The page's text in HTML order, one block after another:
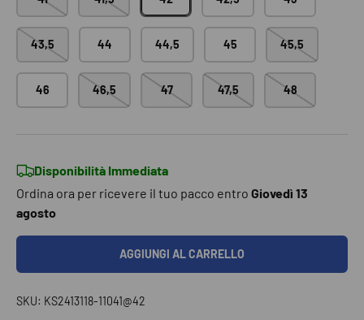
43,5 44 44,5 45 45,5
46 46,5 47 47,5 48
Disponibilità Immediata
Ordina ora per ricevere il tuo pacco entro Giovedì 13
agosto
AGGIUNGI AL CARRELLO
SKU: KS2413118-11041@42